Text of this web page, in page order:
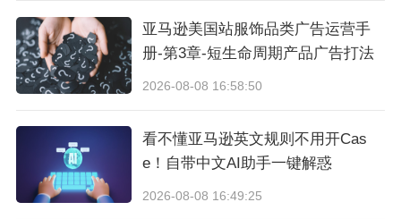
亚马逊美国站服饰品类广告运营手
册-第3章-短生命周期产品广告打法
2026-08-08 16:58:50
看不懂亚马逊英文规则不用开Cas
e！自带中文AI助手一键解惑
2026-08-08 16:49:25